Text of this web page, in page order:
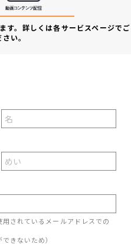
す。詳しくは各サービスページでご
い。
されているメールアドレスでの
きないため）